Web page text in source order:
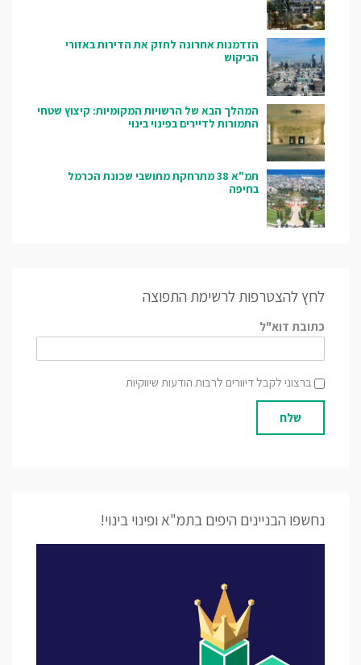
הזדמנות אחרונה לחזק את הדירות באזורי
הביקוש
המהלך הבא של הרשויות המקומיות: קיצוץ שטחי
התמורות לדיירים בפינוי בינוי
תמ"א 38 מתרחקת מתושבי שכונת הכרמל
בחיפה
לחץ להצטרפות לרשימת התפוצה
כתובת דוא"ל
ברצוני לקבל דיוורים לרבות הודעות שיווקיות
שלח
נחשפו הבניינים היפים בתמ"א ופינוי בינוי!